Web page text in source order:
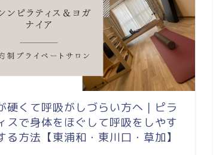
硬くて呼吸がしづらい方へ｜ピラ
スで身体をほぐして呼吸をしやす
る方法【東浦和・東川口・草加】